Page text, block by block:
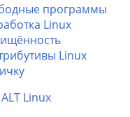
программы
Linux
Linux
Linux